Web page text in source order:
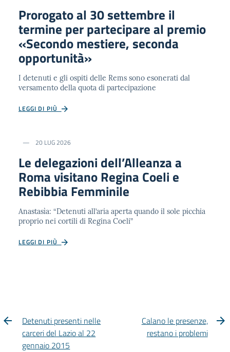
Prorogato al 30 settembre il
termine per partecipare al premio
«Secondo mestiere, seconda
opportunità»
I detenuti e gli ospiti delle Rems sono esonerati dal
versamento della quota di partecipazione
LEGGI DI PIÙ
20 LUG 2026
Le delegazioni dell’Alleanza a
Roma visitano Regina Coeli e
Rebibbia Femminile
Anastasìa: “Detenuti all’aria aperta quando il sole picchia
proprio nei cortili di Regina Coeli”
LEGGI DI PIÙ
Detenuti presenti nelle
carceri del Lazio al 22
gennaio 2015
Calano le presenze,
restano i problemi